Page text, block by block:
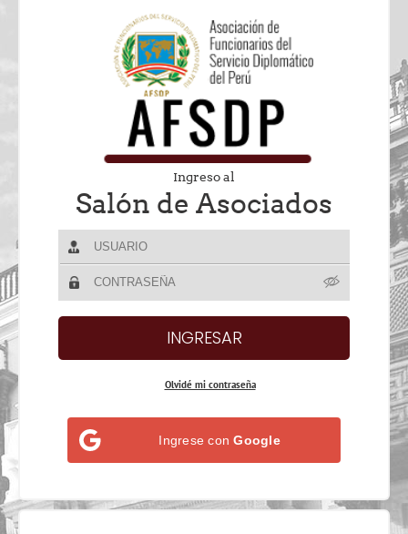
Ingreso al
Salón de Asociados
Olvidé mi contraseña
Ingrese conGoogle